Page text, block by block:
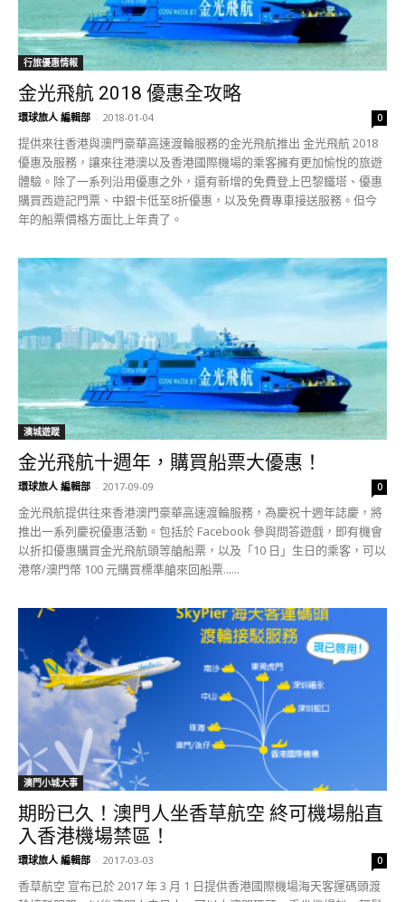
行旅優惠情報
金光飛航 2018 優惠全攻略
環球旅人 編輯部 - 2018-01-04 0
提供來往香港與澳門豪華高速渡輪服務的金光飛航推出 金光飛航 2018
優惠及服務，讓來往港澳以及香港國際機場的乘客擁有更加愉悅的旅遊
體驗。除了一系列沿用優惠之外，還有新增的免費登上巴黎鐵塔、優惠
購買西遊記門票、中銀卡低至8折優惠，以及免費專車接送服務。但今
年的船票價格方面比上年貴了。
澳城遊蹤
金光飛航十週年，購買船票大優惠！
環球旅人 編輯部 - 2017-09-09 0
金光飛航提供往來香港澳門豪華高速渡輪服務，為慶祝十週年誌慶，將
推出一系列慶祝優惠活動。包括於 Facebook 參與問答遊戲，即有機會
以折扣優惠購買金光飛航頭等艙船票，以及「10 日」生日的乘客，可以
港幣/澳門幣 100 元購買標準艙來回船票......
澳門小城大事
期盼已久！澳門人坐香草航空 終可機場船直
入香港機場禁區！
環球旅人 編輯部 - 2017-03-03 0
香草航空 宣布已於 2017 年 3 月 1 日提供香港國際機場海天客運碼頭渡